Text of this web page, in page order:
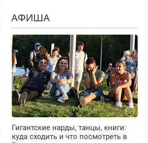
АФИША
Гигантские нарды, танцы, книги:
куда сходить и что посмотреть в